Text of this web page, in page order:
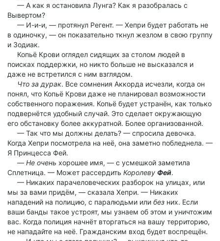
— А как я остановила Лунга? Как я разобралась с
Вывертом?
— И-и-и, — протянул Регент. — Хепри будет работать не
в одиночку, — он показательно ткнул жезлом в свою группу
и Зодиак.
Копьё Крови оглядел сидящих за столом людей в
поисках поддержки, но никто больше не высказался и
даже не встретился с ним взглядом.
Что за дурак. Все сомнения Аккорда исчезли, когда он
понял, что Копьё Крови даже не планировал возможности
собственного поражения. Копьё будет устранён, как только
подвернётся удобный случай. Это сделает окружающую
его обстановку более аккуратной. Более организованной.
— Так что мы должны делать? — спросила девочка.
Когда Хепри посмотрела на неё, она заметно побледнела. —
Я Принцесса Фей.
— Не очень хорошее имя, — с усмешкой заметила
Сплетница. — Может рассердить Королеву Фей.
— Никаких парачеловеческих разборок на улицах, или
мы за вами придём, — сказала Хепри. — Никаких
нападений на полицию, с паралюдьми или без них. Если
ваши банды такое устроят, мы узнаем об этом и уничтожим
вас. Когда полиция начнёт вторгаться на вашу территорию,
не нападайте на неё. Гражданским вход будет воспрещён.